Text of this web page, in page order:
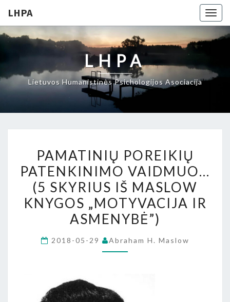
LHPA
LHPA
Lietuvos Humanistinės Psichologijos Asociacija
POREIKIŲ
PATENKINIMO
VAIDMUO…
(5
SKYRIUS
IŠ
MASLOW
KNYGOS
ASMENYBĖ”)
PAMATINIŲ POREIKIŲ
PATENKINIMO VAIDMUO…
(5 SKYRIUS IŠ MASLOW
KNYGOS „MOTYVACIJA IR
ASMENYBĖ”)
2018-05-29 Abraham H. Maslow